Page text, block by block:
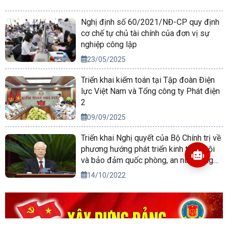
Nghị định số 60/2021/NĐ-CP quy định
cơ chế tự chủ tài chính của đơn vị sự
nghiệp công lập
23/05/2025
Triển khai kiểm toán tại Tập đoàn Điện
lực Việt Nam và Tổng công ty Phát điện
2
09/09/2025
Triển khai Nghị quyết của Bộ Chính trị về
phương hướng phát triển kinh tế xã hội
và bảo đảm quốc phòng, an ninh vùng
Tây Nguyên đến năm 2030, tầm nhìn
14/10/2022